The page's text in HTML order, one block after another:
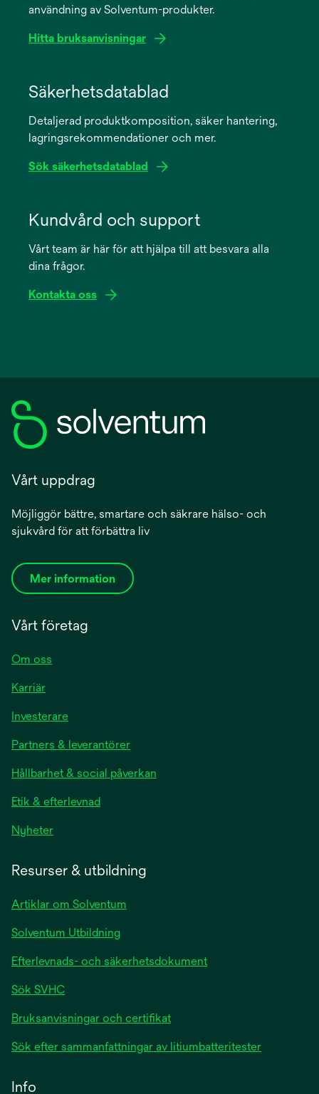
användning av Solventum-produkter.
Hitta bruksanvisningar
new
Säkerhetsdatablad
Detaljerad produktkomposition, säker hantering,
lagringsrekommendationer och mer.
Sök säkerhetsdatablad
new
Kundvård och support
Vårt team är här för att hjälpa till att besvara alla
dina frågor.
Kontakta oss
Vårt uppdrag
Möjliggör bättre, smartare och säkrare hälso- och
sjukvård för att förbättra liv
Mer information
Vårt företag
Om oss
Karriär
Investerare
Partners & leverantörer
Hållbarhet & social påverkan
Etik & efterlevnad
Nyheter
Resurser & utbildning
Artiklar om Solventum
Solventum Utbildning
Efterlevnads- och säkerhetsdokument
Sök SVHC
Bruksanvisningar och certifikat
Sök efter sammanfattningar av litiumbatteritester
Info